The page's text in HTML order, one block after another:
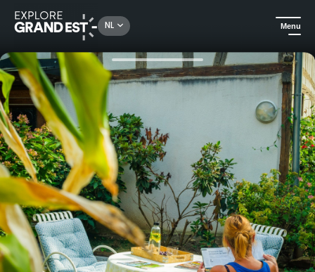
NL Menu
Kijk je ogen uit in de Grand Est Een ontspannen verblijf in een loft in de buurt van Straatsburg